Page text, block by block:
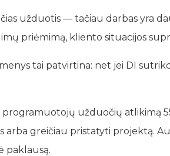
užduotis — tačiau darbas yra
priėmimą, kliento situacijos
tai patvirtina: net jei DI
užduočių atlikimą
arba greičiau pristatyti projektą.
paklausą.